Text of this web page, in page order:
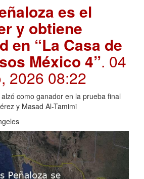
es el
y obtiene
en “La Casa de
México 4”. 04
2026 08:22
como ganador en la prueba final
y Masad Al-Tamimi